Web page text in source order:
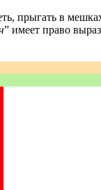
прыгать в
” имеет право